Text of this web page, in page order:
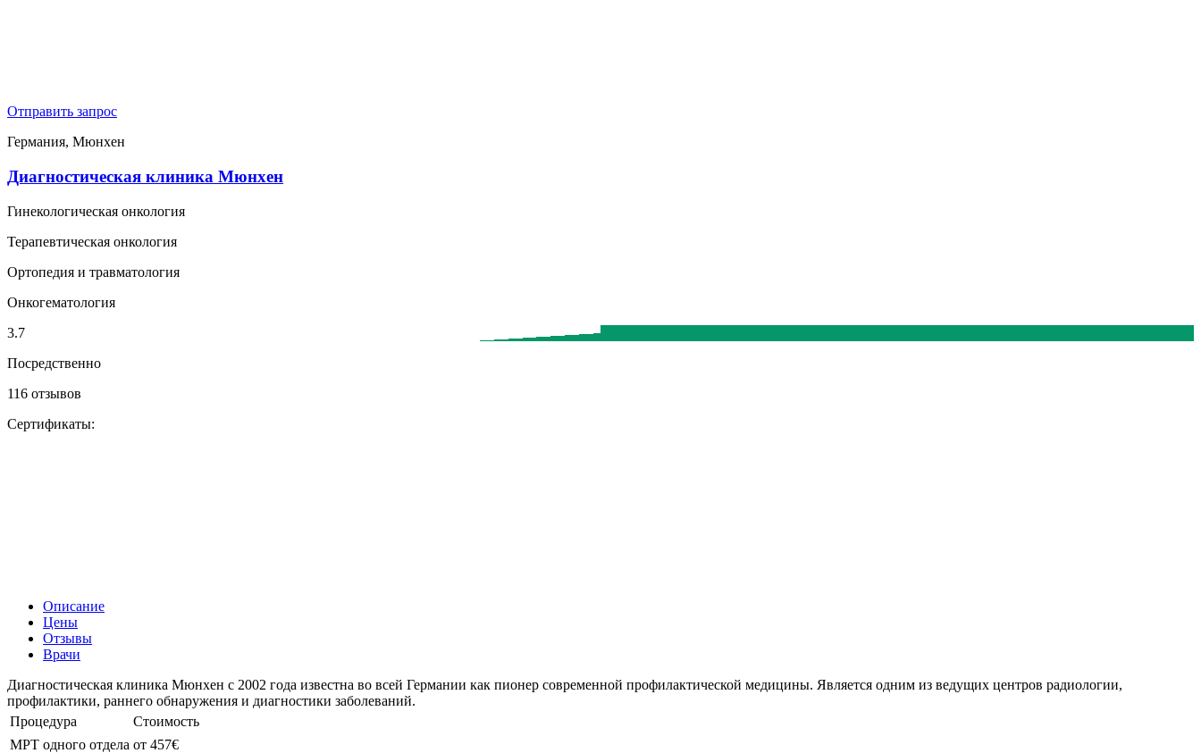
Отправить запрос
Германия, Мюнхен
Диагностическая клиника Мюнхен
Гинекологическая онкология
Терапевтическая онкология
Ортопедия и травматология
Онкогематология
3.7
Посредственно
116 отзывов
Сертификаты:
Описание
Цены
Отзывы
Врачи
Диагностическая клиника Мюнхен с 2002 года известна во всей Германии как пионер современной профилактической медицины. Является одним из ведущих центров радиологии,
профилактики, раннего обнаружения и диагностики заболеваний.
Процедура
Стоимость
МРТ одного отдела от 457€